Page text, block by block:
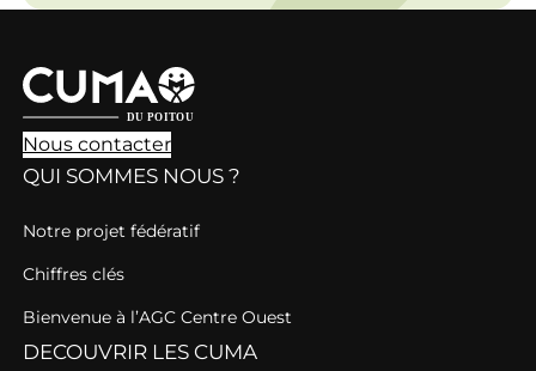
valeur pour l'avenir de l'agriculture à un
Nous contacter
QUI SOMMES NOUS ?
Notre projet fédératif
Chiffres clés
Bienvenue à l’AGC Centre Ouest
DECOUVRIR LES CUMA